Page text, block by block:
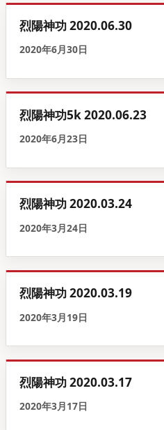
烈陽神功 2020.06.30
2020年6月30日
烈陽神功5k 2020.06.23
2020年6月23日
烈陽神功 2020.03.24
2020年3月24日
烈陽神功 2020.03.19
2020年3月19日
烈陽神功 2020.03.17
2020年3月17日